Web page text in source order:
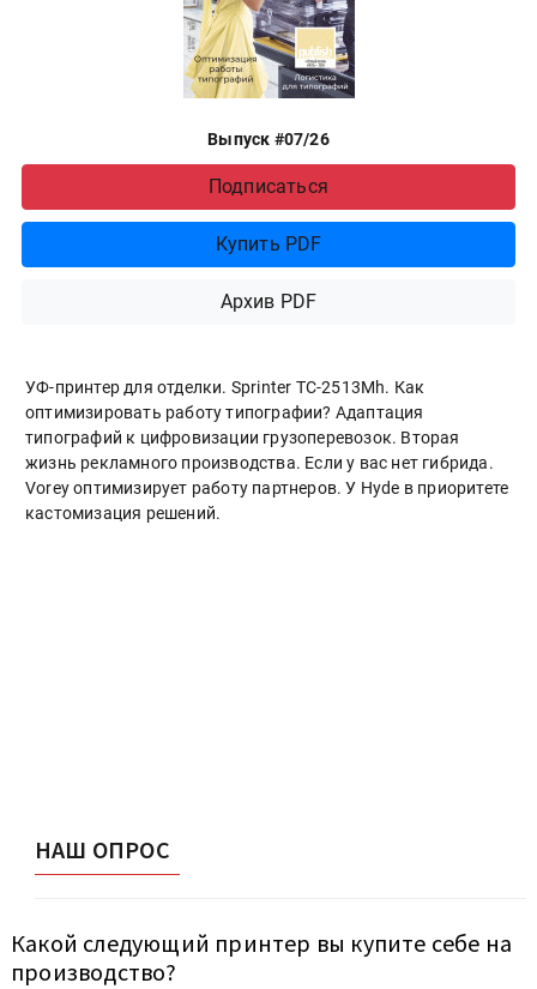
Выпуск #07/26
Подписаться
Купить PDF
Архив PDF
УФ-принтер для отделки. Sprinter ТС-2513Mh. Как
оптимизировать работу типографии? Адаптация
типографий к цифровизации грузоперевозок. Вторая
жизнь рекламного производства. Если у вас нет гибрида.
Vorey оптимизирует работу партнеров. У Hyde в приоритете
кастомизация решений.
НАШ ОПРОС
Какой следующий принтер вы купите себе на
производство?